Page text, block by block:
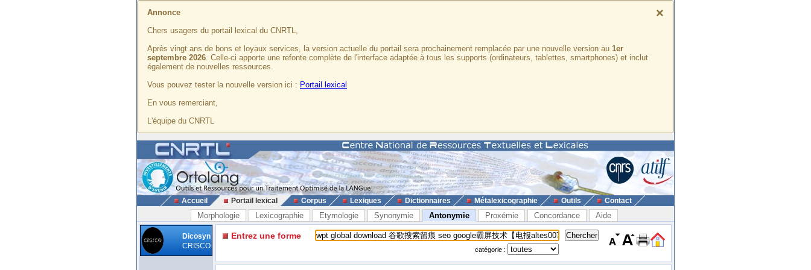
×
Annonce
Chers usagers du portail lexical du CNRTL,
Après vingt ans de bons et loyaux services, la version actuelle du portail sera prochainement remplacée par une nouvelle version au 1er
septembre 2026. Celle-ci apporte une refonte complète de l'interface adaptée à tous les supports (ordinateurs, tablettes, smartphones) et inclut
également de nouvelles ressources.
Vous pouvez tester la nouvelle version ici : Portail lexical
En vous remerciant,
L'équipe du CNRTL
Accueil Portail lexical Corpus Lexiques Dictionnaires Métalexicographie Outils Contact
Morphologie Lexicographie Etymologie Synonymie Antonymie Proxémie Concordance Aide
Dicosyn
CRISCO
Entrez une forme
catégorie :